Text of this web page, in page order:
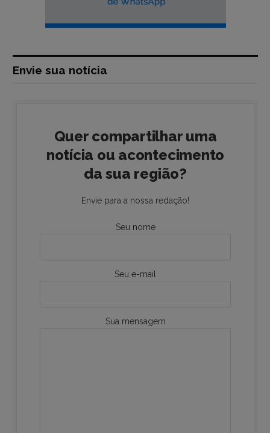
Envie sua notícia
Quer compartilhar uma
notícia ou acontecimento
da sua região?
Envie para a nossa redação!
Seu nome
Seu e-mail
Sua mensagem